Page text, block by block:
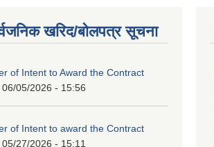
खरिद/बोलपत्र सूचना
of Intent to Award the Contract
06/05/2026 - 15:56
of Intent to award the Contract
05/27/2026 - 15:11